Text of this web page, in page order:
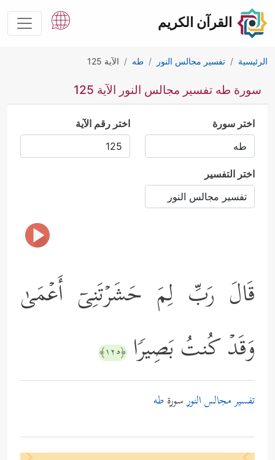
القرآن الكريم
الرئيسية تفسير مجالس النور طه الآية 125
سورة طه تفسير مجالس النور الآية 125
اختر سورة اختر رقم الآية
اختر التفسير
قَالَ رَبِّ لِمَ حَشَرۡتَنِیۤ أَعۡمَىٰ
وَقَدۡ كُنتُ بَصِیرࣰا ﴿١٢٥﴾
تفسير مجالس النورسورة طه